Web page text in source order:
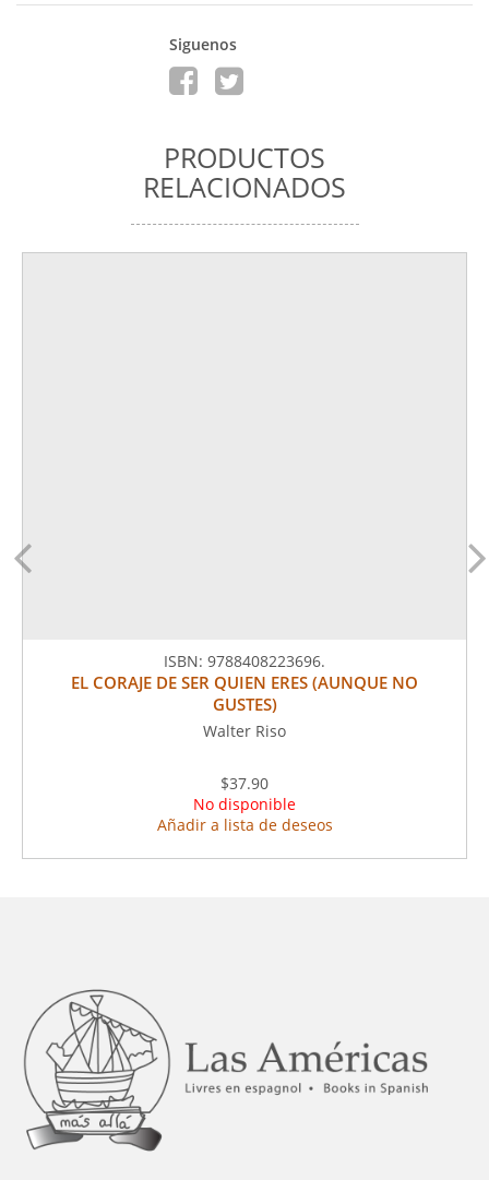
Siguenos
PRODUCTOS
RELACIONADOS
ISBN: 9788408223696.
EL CORAJE DE SER QUIEN ERES (AUNQUE NO
GUSTES)
Walter Riso
$37.90
No disponible
Añadir a lista de deseos